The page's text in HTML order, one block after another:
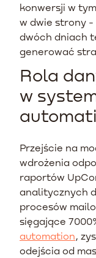
konwersji w
w dwie strony
dwóch dniach
generować
Rola
w
Przejście na
wdrożenia
raportów
analitycznych
procesów
sięgające
automation ,
odejścia od